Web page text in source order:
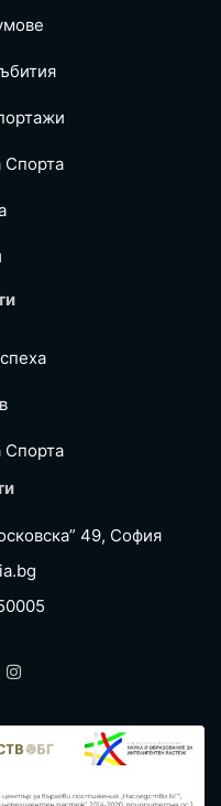
Спортa
Спортa
49, София